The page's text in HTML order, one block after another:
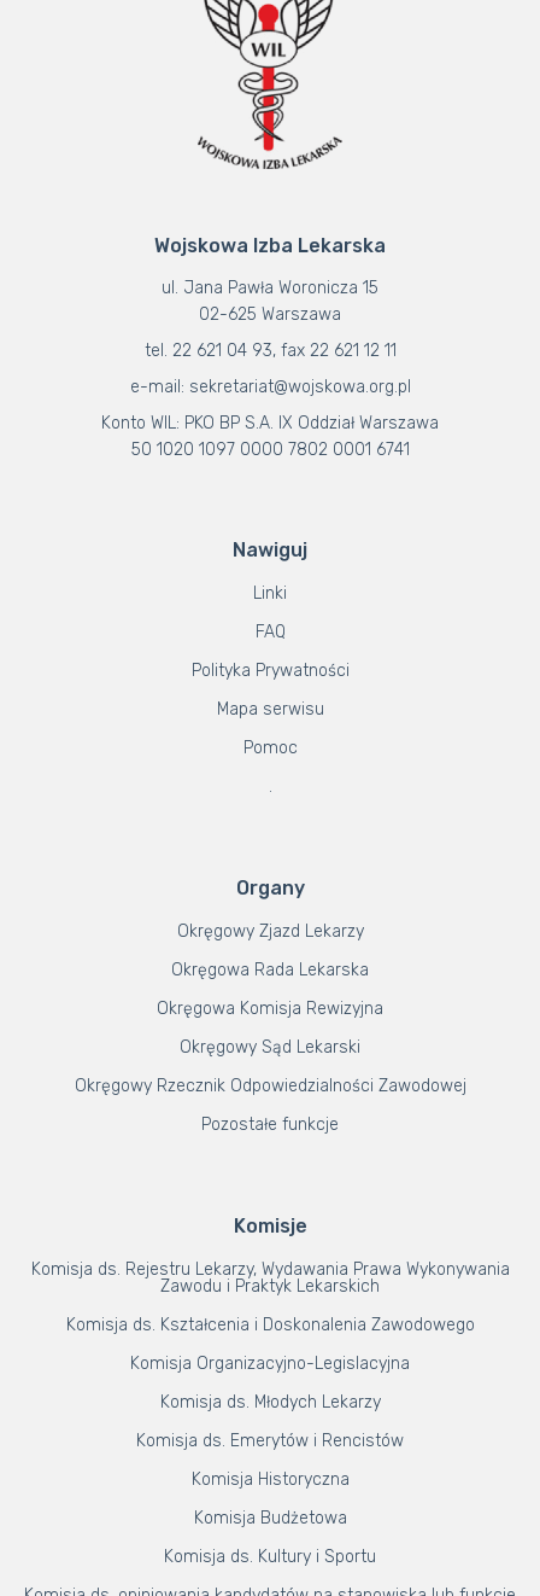
Wojskowa Izba Lekarska
ul. Jana Pawła Woronicza 15
02-625 Warszawa
tel. 22 621 04 93, fax 22 621 12 11
e-mail: sekretariat@wojskowa.org.pl
Konto WIL: PKO BP S.A. IX Oddział Warszawa
50 1020 1097 0000 7802 0001 6741
Nawiguj
Linki
FAQ
Polityka Prywatności
Mapa serwisu
Pomoc
.
Organy
Okręgowy Zjazd Lekarzy
Okręgowa Rada Lekarska
Okręgowa Komisja Rewizyjna
Okręgowy Sąd Lekarski
Okręgowy Rzecznik Odpowiedzialności Zawodowej
Pozostałe funkcje
Komisje
Komisja ds. Rejestru Lekarzy, Wydawania Prawa Wykonywania
Zawodu i Praktyk Lekarskich
Komisja ds. Kształcenia i Doskonalenia Zawodowego
Komisja Organizacyjno-Legislacyjna
Komisja ds. Młodych Lekarzy
Komisja ds. Emerytów i Rencistów
Komisja Historyczna
Komisja Budżetowa
Komisja ds. Kultury i Sportu